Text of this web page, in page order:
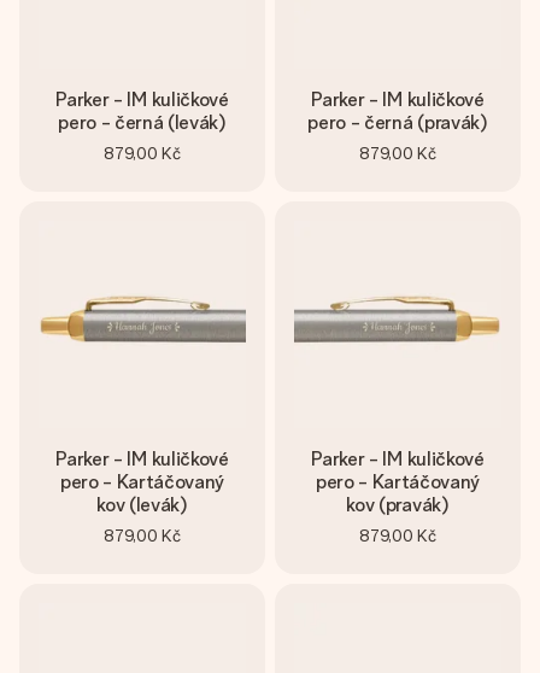
Parker - IM kuličkové
pero - černá (levák)
879,00 Kč
Parker - IM kuličkové
pero - černá (pravák)
879,00 Kč
Parker - IM kuličkové
pero - Kartáčovaný
kov (levák)
879,00 Kč
Parker - IM kuličkové
pero - Kartáčovaný
kov (pravák)
879,00 Kč